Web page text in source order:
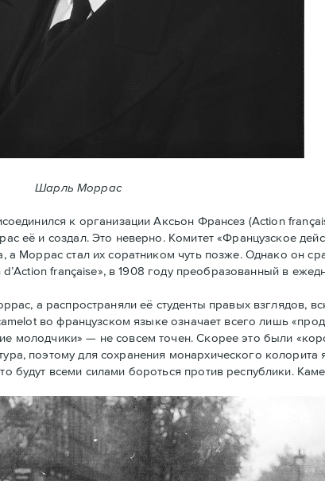
Шарль Моррас
к организации Аксьон Франсез (Action
её и создал. Это неверно. Комитет «Французское
а Моррас стал их соратником чуть позже. Однако он
française», в 1908 году преобразованный в
а распространяли её студенты правых
во французском языке означает всего лишь
молодчики» — не совсем точен. Скорее это были
поэтому для сохранения монархического колорита
будут всеми силами бороться против республики.